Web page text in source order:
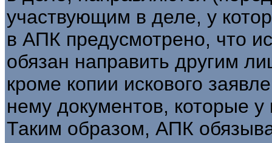
участвующим в деле, у
в АПК предусмотрено, что
обязан направить другим
кроме копии искового
нему документов, которые у
Таким образом, АПК